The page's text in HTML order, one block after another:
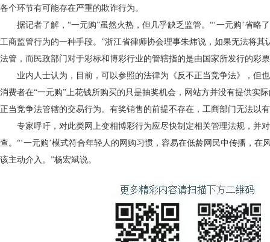
各个环节有可能存在严重的欺诈行为。
据记者了解，“一元购”虽然火热，但几乎缺乏监管。“‘一元购’省略
工商监管行为的一种手段。”浙江省律师协会理事朱炜说，如果无法将其
法管，而民政部门对于彩标和博彩行业的管辖指的是由国家所发行的彩
业内人士认为，目前，可以参照的法律为《反不正当竞争法》，但
消费者在“一元购”上花钱所购买的只是抽奖机会，网站方并没有提供实
正当竞争法管辖的交易行为。有奖销售的前提不存在，工商部门无法以
专家呼吁，对此类网上变相博彩行为应尽快制定相关管理法规，并
查。“‘一元购’模式符合年轻人的网购习惯，容易在低龄网民中传播，在
该主动介入。”杨宏斌说。